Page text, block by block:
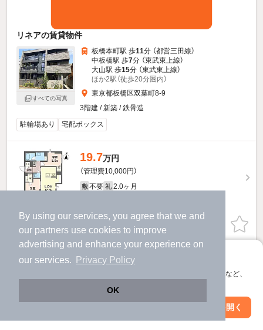
By using our services, you agree that we and
our partners use cookies to improve
advertising and enhance your experience on
our services.
Privacy Policy
OK
アプリに切り替えて、サクサクお部屋探し
会員登録なしですぐ使える。マップ検索やお気に入り保存など、
アプリを開く
リネアの賃貸物件
すべての写真
板橋本町駅 歩11分 （都営三田線）
中板橋駅 歩7分 （東武東上線）
大山駅 歩15分 （東武東上線）
ほか2駅（徒歩20分圏内）
東京都板橋区双葉町8-9
3階建 / 新築 / 鉄骨造
駐輪場あり
宅配ボックス
19.7万円
（管理費10,000円）
敷 不要 礼 2.0ヶ月
お問い合わせ
提供
19.5万円
（管理費10,000円）
絞り込み条件を変更